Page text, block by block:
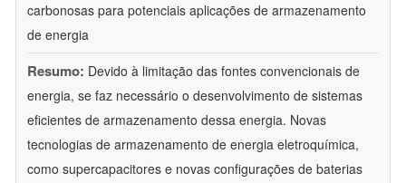
carbonosas para potenciais aplicações de armazenamento
de energia
Resumo: Devido à limitação das fontes convencionais de
energia, se faz necessário o desenvolvimento de sistemas
eficientes de armazenamento dessa energia. Novas
tecnologias de armazenamento de energia eletroquímica,
como supercapacitores e novas configurações de baterias